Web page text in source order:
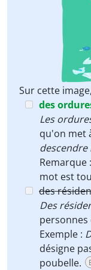
Sur cette
des
Les
qu'on met
Remarque
mot est
des
Des
Exemple :
désigne
poubelle.